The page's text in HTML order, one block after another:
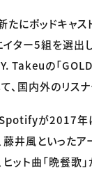
たにポッドキャ
イター5組を選
Takeuの「
、国内外のリス
が2017年
井風といったア
ット曲「晩餐歌